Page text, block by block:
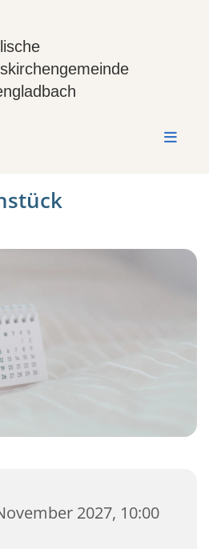
2027, 10:00